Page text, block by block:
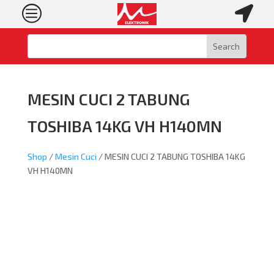
c 
MESIN CUCI 2 TABUNG
TOSHIBA 14KG VH H140MN
Shop /Mesin Cuci / MESIN CUCI 2 TABUNG TOSHIBA 14KG
VH H140MN